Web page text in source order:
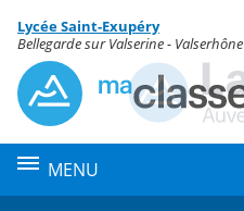
Menu de la rubrique
Contenu
Lycée Saint-Exupéry
Bellegarde sur Valserine - Valserhône
MENU